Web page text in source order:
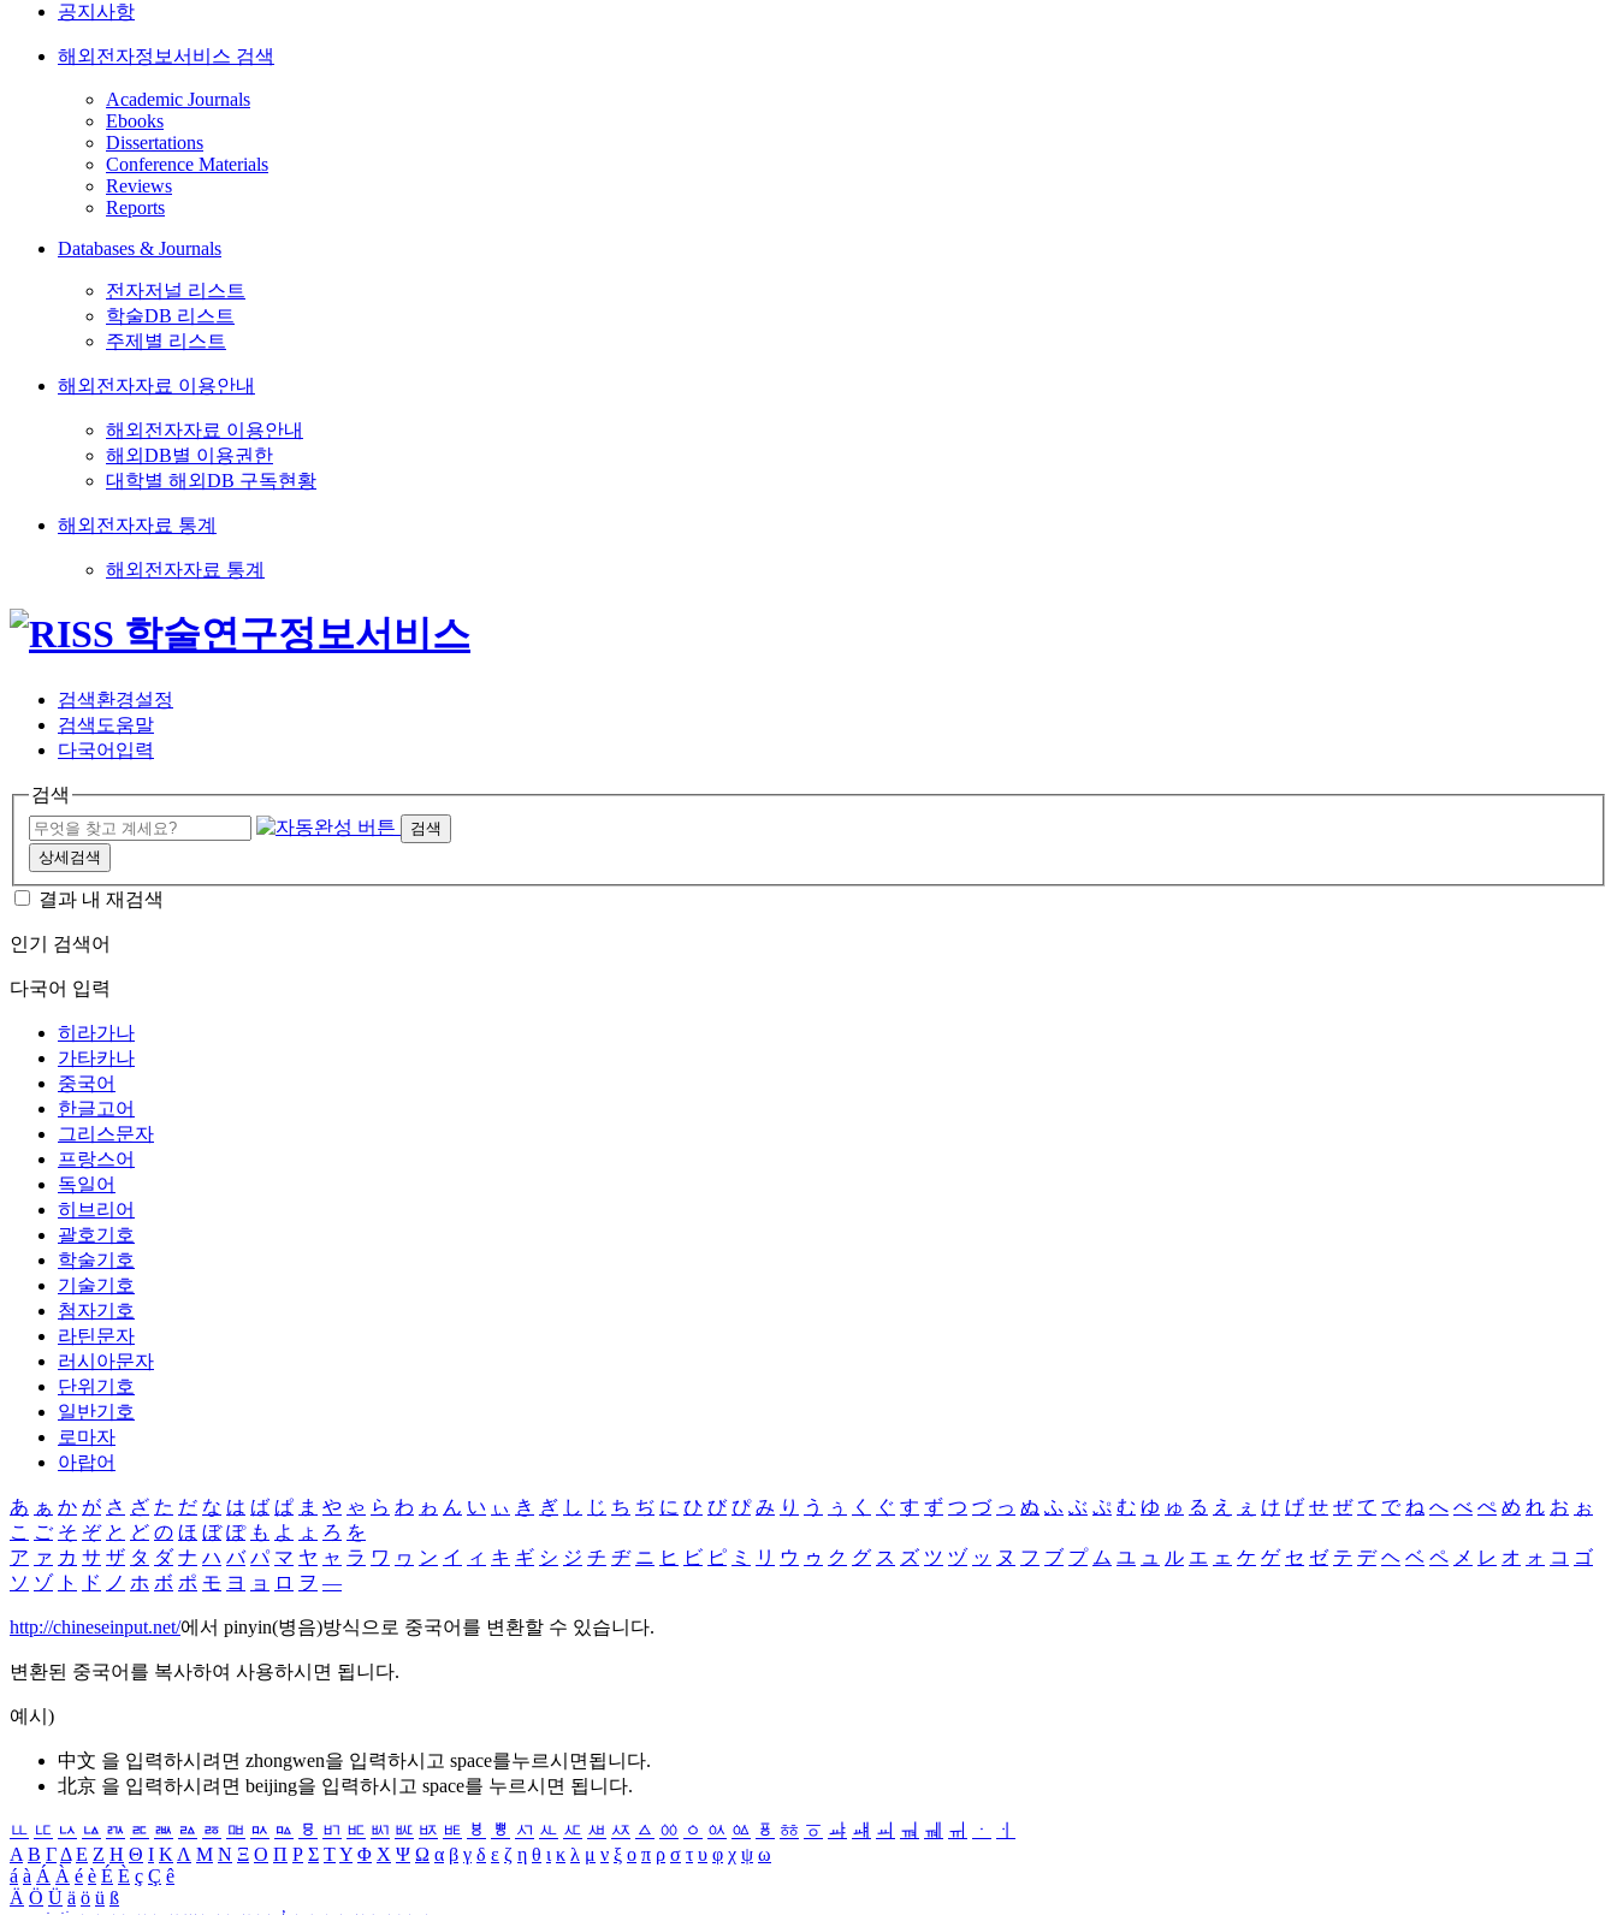
공지사항
해외전자정보서비스 검색
Academic Journals
Ebooks
Dissertations
Conference Materials
Reviews
Reports
Databases & Journals
전자저널 리스트
학술DB 리스트
주제별 리스트
해외전자자료 이용안내
해외전자자료 이용안내
해외DB별 이용권한
대학별 해외DB 구독현황
해외전자자료 통계
해외전자자료 통계
검색환경설정
검색도움말
다국어입력
검색
검색
상세검색
결과 내 재검색
인기 검색어
다국어 입력
히라가나
가타카나
중국어
한글고어
그리스문자
프랑스어
독일어
히브리어
괄호기호
학술기호
기술기호
첨자기호
라틴문자
러시아문자
단위기호
일반기호
로마자
아랍어
あ ぁ か が さ ざ た だ な は ば ぱ ま や ゃ ら わ ゎ ん い ぃ き ぎ し じ ち ぢ に ひ び ぴ み り う ぅ く ぐ す ず つ づ っ ぬ ふ ぶ ぷ む ゆ ゅ る え ぇ け げ せ ぜ て で ね へ べ ぺ め れ お ぉ
こ ご そ ぞ と ど の ほ ぼ ぽ も よ ょ ろ を
ア ァ カ サ ザ タ ダ ナ ハ バ パ マ ヤ ャ ラ ワ ヮ ン イ ィ キ ギ シ ジ チ ヂ ニ ヒ ビ ピ ミ リ ウ ゥ ク グ ス ズ ツ ヅ ッ ヌ フ ブ プ ム ユ ュ ル エ ェ ケ ゲ セ ゼ テ デ ヘ ベ ペ メ レ オ ォ コ ゴ
ソ ゾ ト ド ノ ホ ボ ポ モ ヨ ョ ロ ヲ ―
http://chineseinput.net/에서 pinyin(병음)방식으로 중국어를 변환할 수 있습니다.
변환된 중국어를 복사하여 사용하시면 됩니다.
예시)
中文 을 입력하시려면 zhongwen을 입력하시고 space를누르시면됩니다.
北京 을 입력하시려면 beijing을 입력하시고 space를 누르시면 됩니다.
ㅥ ㅦ ㅧ ㅨ ㅩ ㅪ ㅫ ㅬ ㅭ ㅮ ㅯ ㅰ ㅱ ㅲ ㅳ ㅴ ㅵ ㅶ ㅷ ㅸ ㅹ ㅺ ㅻ ㅼ ㅽ ㅾ ㅿ ㆀ ㆁ ㆂ ㆃ ㆄ ㆅ ㆆ ㆇ ㆈ ㆉ ㆊ ㆋ ㆌ ㆍ
ㆎ
Α Β ΓΔ Ε Ζ Η Θ Ι ΚΛ Μ Ν Ξ Ο Π Ρ Σ ΤΥ Φ Χ Ψ Ω α β γ δ ε ζ η θ ι κ λ μ ν ξ ο π ρ σ τ υ φ χ ψ ω
á à Á À é è É È ç Ç ê
Ä Ö Ü ä ö ü ß